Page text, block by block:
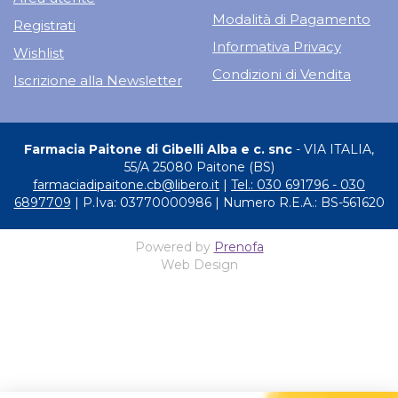
Registrati
Wishlist
Iscrizione alla Newsletter
Modalità di Pagamento
Informativa Privacy
Condizioni di Vendita
Farmacia Paitone di Gibelli Alba e c. snc - VIA ITALIA,
55/A 25080 Paitone (BS)
farmaciadipaitone.cb@libero.it
Tel.: 030 691796 - 030
6897709 | P.Iva: 03770000986 | Numero R.E.A.: BS-561620
Powered by Prenofa
Web Design